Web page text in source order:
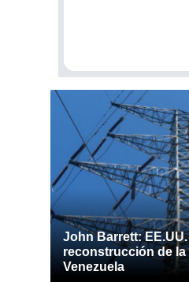
John Barrett:
reconstrucción de la
Venezuela